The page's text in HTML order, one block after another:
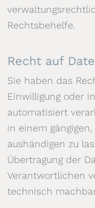
Rechtsbehelfe.
Recht auf
Sie haben das
Einwilligung oder
automatisiert
in einem
aushändigen zu
Übertragung der
Verantwortlichen
technisch